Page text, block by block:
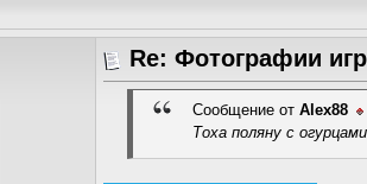
Re: Фотографии
Сообщение от Alex88
Тоха поляну с